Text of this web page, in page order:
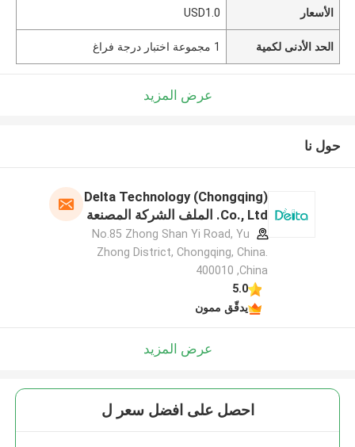
الأسعار USD1.0
الحد الأدنى لكمية 1 مجموعة اختبار درجة فراغ
عرض المزيد
حول نا
Delta Technology (Chongqing)
Co., Ltd. الملف الشركة المصنعة
No.85 Zhong Shan Yi Road, Yu
Zhong District, Chongqing, China.
400010 ,China
5.0
يدقّق ممون
عرض المزيد
احصل على افضل سعر ل